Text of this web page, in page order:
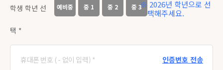
학생 학년 선
택 *
예비중 중 1 중 2 중 3※ 2026년 학년으로 선
택해주세요.
인증번호 전송